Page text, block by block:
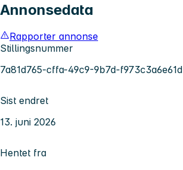
Annonsedata
Rapporter annonse
Stillingsnummer
7a81d765-cffa-49c9-9b7d-f973c3a6e61d
Sist endret
13. juni 2026
Hentet fra